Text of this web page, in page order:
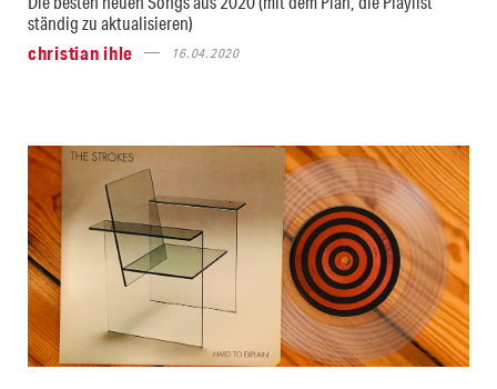
ständig zu aktualisieren)
christian ihle
16.04.2020